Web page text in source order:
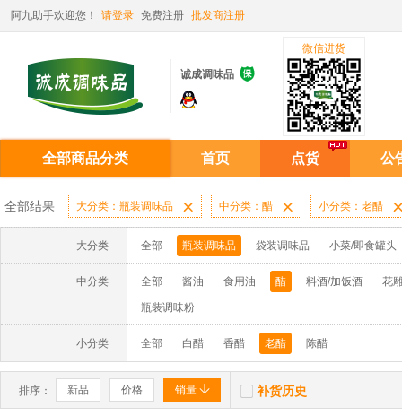
阿九助手欢迎您！ 请登录 免费注册 批发商注册
诚成调味品 
微信进货
全部商品分类 首页 点货 公
全部结果 大分类：瓶装调味品  中分类：醋  小分类：老醋
大分类 全部 瓶装调味品 袋装调味品 小菜/即食罐头
中分类 全部 酱油 食用油 醋 料酒/加饭酒 花
瓶装调味粉
小分类 全部 白醋 香醋 老醋 陈醋
排序： 新品 价格 销量   补货历史